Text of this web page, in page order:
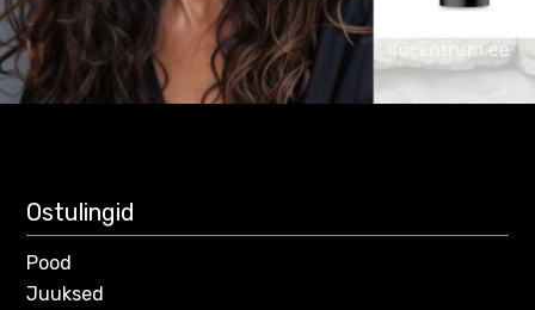
Ostulingid
Pood
Juuksed